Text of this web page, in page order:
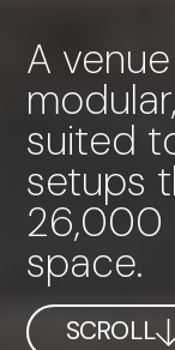
A
suited
setups
26,000
space.
SCROLL